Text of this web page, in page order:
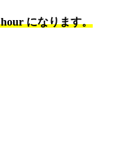
になります。